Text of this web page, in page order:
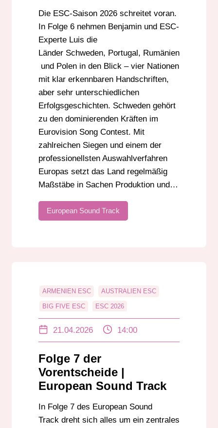
SCHWEDEN ESC
Die ESC-Saison 2026 schreitet voran.
In Folge 6 nehmen Benjamin und ESC-
Experte Luis die
Länder Schweden, Portugal, Rumänien
und Polen in den Blick – vier Nationen
mit klar erkennbaren Handschriften,
aber sehr unterschiedlichen
Erfolgsgeschichten. Schweden gehört
zu den dominierenden Kräften im
Eurovision Song Contest. Mit
zahlreichen Siegen und einem der
professionellsten Auswahlverfahren
Europas setzt das Land regelmäßig
Maßstäbe in Sachen Produktion und…
European Sound Track
ARMENIEN ESC AUSTRALIEN ESC
BIG FIVE ESC ESC 2026
ESC STRATEGIEN
EUROVISION PODCAST
EUROVISION SONG CONTEST
INTERNE AUSWAHL ESC
21.04.2026 14:00
Folge 7 der
Vorentscheide |
European Sound Track
In Folge 7 des European Sound
Track dreht sich alles um ein zentrales